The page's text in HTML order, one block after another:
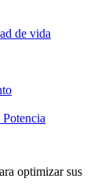
de vida
optimizar sus